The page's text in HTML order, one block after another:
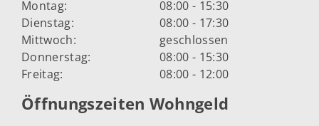
Montag:
08:00 - 15:30
Dienstag:
08:00 - 17:30
Mittwoch:
geschlossen
Donnerstag:
08:00 - 15:30
Freitag:
08:00 - 12:00
Öffnungszeiten Wohngeld